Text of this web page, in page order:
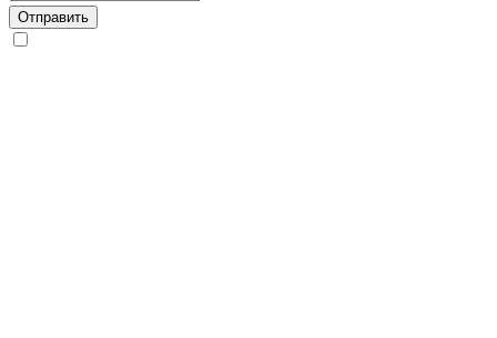
Отправить